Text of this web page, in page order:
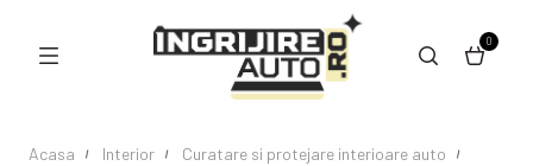
0
Acasa Interior
Curatare si protejare interioare auto